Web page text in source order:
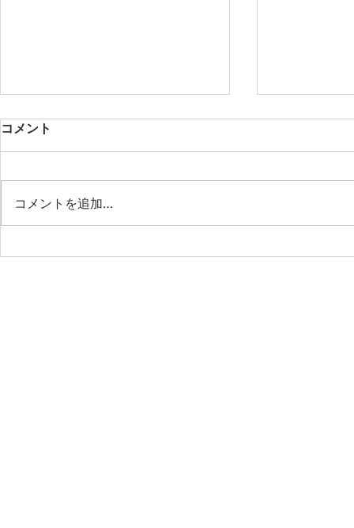
第53期定期総会
コメント
コメントを追加…